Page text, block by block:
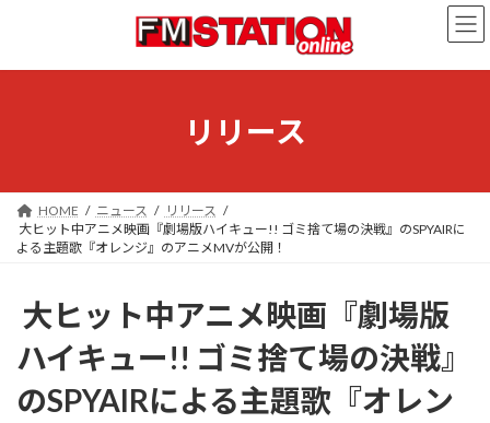
ン
ー
リリース
HOME ニュース
リリース
大ヒット中アニメ映画『劇場版ハイキュー!! ゴミ捨て場の決戦』のSPYAIRに
よる主題歌『オレンジ』のアニメMVが公開！
大ヒット中アニメ映画『劇場版
ハイキュー!! ゴミ捨て場の決戦』
のSPYAIRによる主題歌『オレン